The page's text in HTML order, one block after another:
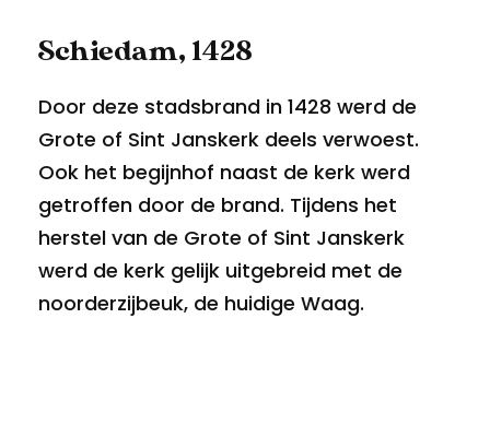
Schiedam, 1428
Door deze stadsbrand in 1428 werd de
Grote of Sint Janskerk deels verwoest.
Ook het begijnhof naast de kerk werd
getroffen door de brand. Tijdens het
herstel van de Grote of Sint Janskerk
werd de kerk gelijk uitgebreid met de
noorderzijbeuk, de huidige Waag.